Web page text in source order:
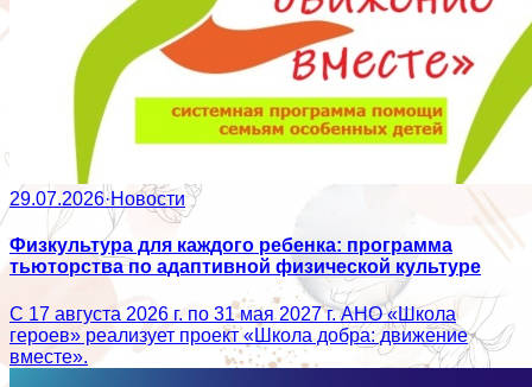
29.07.2026·Новости
Физкультура для каждого ребенка: программа
тьюторства по адаптивной физической культуре
С 17 августа 2026 г. по 31 мая 2027 г. АНО «Школа
героев» реализует проект «Школа добра: движение
вместе».